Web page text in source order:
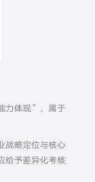
力体现”，属于
战略定位与核心
给予差异化考核